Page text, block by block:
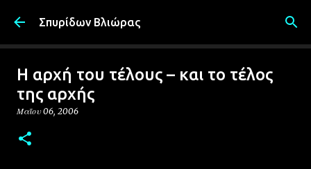
Μετάβαση στο κύριο περιεχόμενο
Σπυρίδων Βλιώρας
Η αρχή του τέλους – και το τέλος
της αρχής
Μαΐου 06, 2006